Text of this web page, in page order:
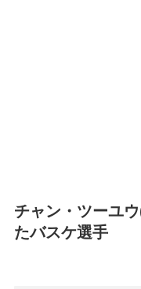
チャン・ツーユ
たバスケ選手